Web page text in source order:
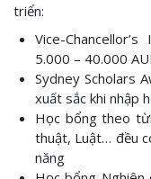
triển:
Vice-
5.000 – 40.000
Sydney Scholars
xuất sắc khi nhập
Học bổng theo
thuật, Luật… đều
năng